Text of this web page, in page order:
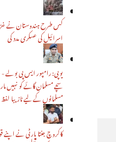
کس طرح ہندوستان نے
اسرائیل کی عسکری مدد کی
یوپی: رامپور ایس پی
سچے مسلمان گائے کو نہیں
مسلمانوں کے لیے نازیبا
کاکروچ جنتا پارٹی نے اپنے